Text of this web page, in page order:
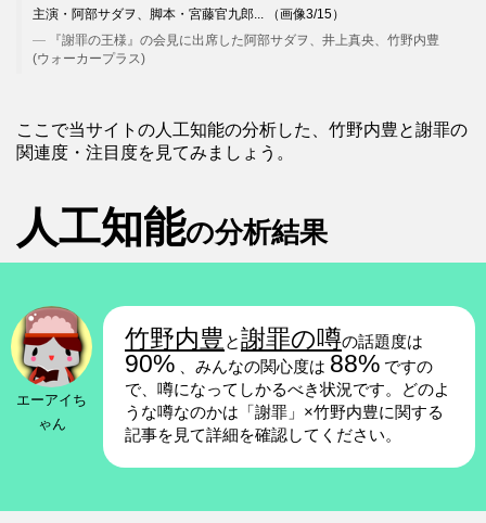
主演・阿部サダヲ、脚本・宮藤官九郎... （画像3/15）
『謝罪の王様』の会見に出席した阿部サダヲ、井上真央、竹野内豊
(ウォーカープラス)
ここで当サイトの人工知能の分析した、竹野内豊と謝罪の
関連度・注目度を見てみましょう。
人工知能の分析結果
エーアイち
ゃん
竹野内豊 と謝罪の噂の話題度は
90% 、みんなの関心度は 88% ですの
で、噂になってしかるべき状況です。どのよ
うな噂なのかは「謝罪」×竹野内豊に関する
記事を見て詳細を確認してください。